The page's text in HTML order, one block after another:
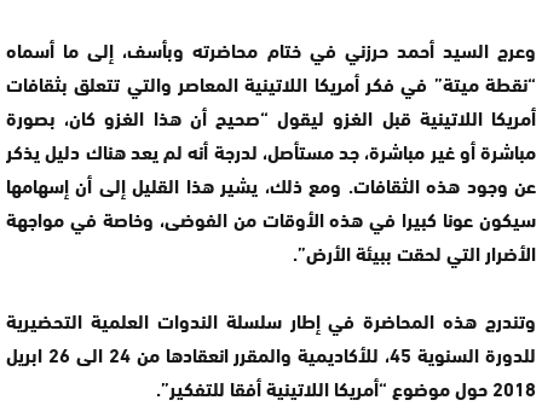
وعرج السيد أحمد حرزني في ختام محاضرته وبأسف، إلى ما أسماه
“نقطة ميتة” في فكر أمريكا اللاتينية المعاصر والتي تتعلق بثقافات
أمريكا اللاتينية قبل الغزو ليقول “صحيح أن هذا الغزو كان، بصورة
مباشرة أو غير مباشرة، جد مستأصل، لدرجة أنه لم يعد هناك دليل يذكر
عن وجود هذه الثقافات. ومع ذلك، يشير هذا القليل إلى أن إسهامها
سيكون عونا كبيرا في هذه الأوقات من الفوضى، وخاصة في مواجهة
الأضرار التي لحقت ببيئة الأرض”.
وتندرج هذه المحاضرة في إطار سلسلة الندوات العلمية التحضيرية
للدورة السنوية 45، للأكاديمية والمقرر انعقادها من 24 الى 26 ابريل
2018 حول موضوع “أمريكا اللاتينية أفقا للتفكير”.